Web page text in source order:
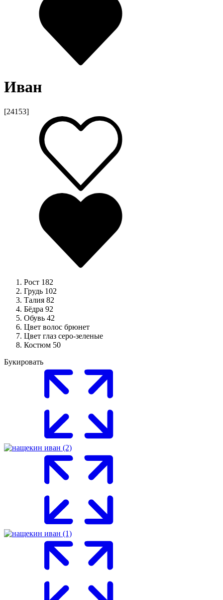
Иван
[24153]
Рост 182
Грудь 102
Талия 82
Бёдра 92
Обувь 42
Цвет волос брюнет
Цвет глаз серо-зеленые
Костюм 50
Букировать